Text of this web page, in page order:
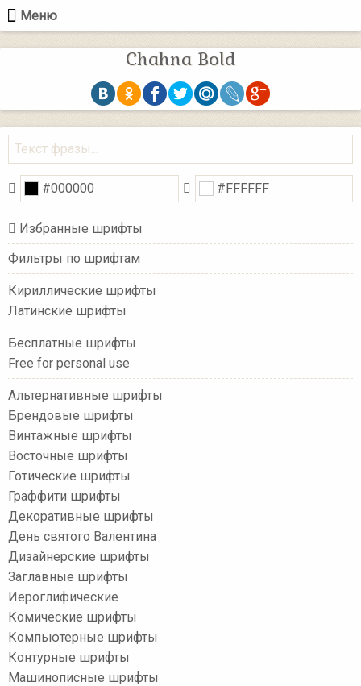
Меню
Chahna Bold
Избранные шрифты
Фильтры по шрифтам
Кириллические шрифты
Латинские шрифты
Бесплатные шрифты
Free for personal use
Альтернативные шрифты
Брендовые шрифты
Винтажные шрифты
Восточные шрифты
Готические шрифты
Граффити шрифты
Декоративные шрифты
День святого Валентина
Дизайнерские шрифты
Заглавные шрифты
Иероглифические
Комические шрифты
Компьютерные шрифты
Контурные шрифты
Машинописные шрифты